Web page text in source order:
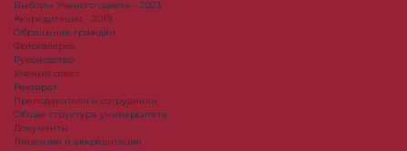
Выборы Ученого совета – 2023
Аккредитация - 2019
Обращение граждан
Фотогалерея
Руководство
Ученый совет
Ректорат
Преподаватели и сотрудники
Общая структура университета
Документы
Лицензия и аккредитация